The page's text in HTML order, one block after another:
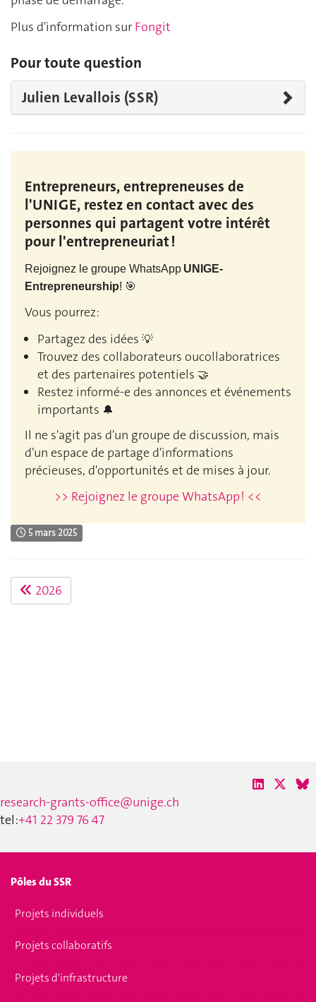
Plus d'information sur Fongit
Pour toute question
Julien Levallois (SSR)
Entrepreneurs, entrepreneuses de
l'UNIGE, restez en contact avec des
personnes qui partagent votre intérêt
pour l'entrepreneuriat !
Rejoignez le groupe WhatsApp UNIGE-
Entrepreneurship! 🎯
Vous pourrez:
Partagez des idées 💡
Trouvez des collaborateurs oucollaboratrices
et des partenaires potentiels 🤝
Restez informé-e des annonces et événements
importants 🔔
Il ne s'agit pas d'un groupe de discussion, mais
d'un espace de partage d'informations
précieuses, d'opportunités et de mises à jour.
>> Rejoignez le groupe WhatsApp ! <<
5 mars 2025
2026
research-grants-office@unige.ch
tel:+41 22 379 76 47
Pôles du SSR
Projets individuels
Projets collaboratifs
Projets d'infrastructure